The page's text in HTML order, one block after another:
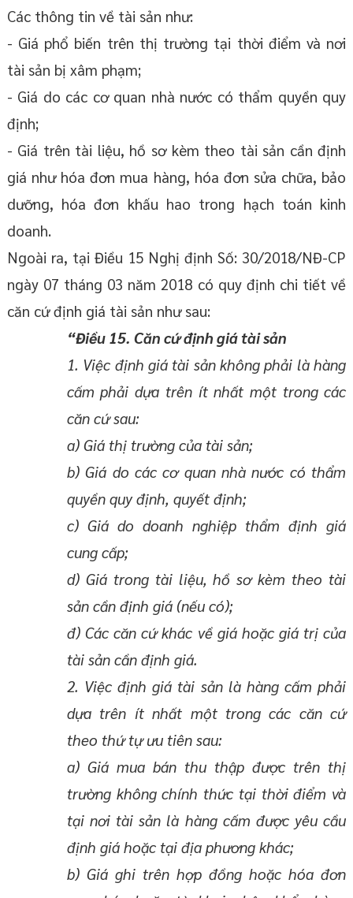
Các thông tin về tài sản như:
- Giá phổ biến trên thị trường tại thời điểm và nơi
tài sản bị xâm phạm;
- Giá do các cơ quan nhà nước có thẩm quyền quy
định;
- Giá trên tài liệu, hồ sơ kèm theo tài sản cần định
giá như hóa đơn mua hàng, hóa đơn sửa chữa, bảo
dưỡng, hóa đơn khấu hao trong hạch toán kinh
doanh.
Ngoài ra, tại Điều 15 Nghị định Số: 30/2018/NĐ-CP
ngày 07 tháng 03 năm 2018 có quy định chi tiết về
căn cứ định giá tài sản như sau:
“Điều 15. Căn cứ định giá tài sản
1. Việc định giá tài sản không phải là hàng
cấm phải dựa trên ít nhất một trong các
căn cứ sau:
a) Giá thị trường của tài sản;
b) Giá do các cơ quan nhà nước có thẩm
quyền quy định, quyết định;
c) Giá do doanh nghiệp thẩm định giá
cung cấp;
d) Giá trong tài liệu, hồ sơ kèm theo tài
sản cần định giá (nếu có);
đ) Các căn cứ khác về giá hoặc giá trị của
tài sản cần định giá.
2. Việc định giá tài sản là hàng cấm phải
dựa trên ít nhất một trong các căn cứ
theo thứ tự ưu tiên sau:
a) Giá mua bán thu thập được trên thị
trường không chính thức tại thời điểm và
tại nơi tài sản là hàng cấm được yêu cầu
định giá hoặc tại địa phương khác;
b) Giá ghi trên hợp đồng hoặc hóa đơn